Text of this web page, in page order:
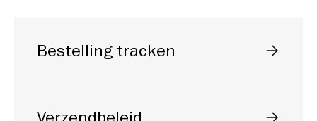
Bestelling tracken Selecteer
Selecteer